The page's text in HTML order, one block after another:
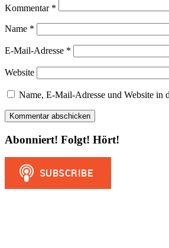
Kommentar *
Name *
E-Mail-Adresse *
Website
Name, E-Mail-Adresse und Website in
Abonniert! Folgt! Hört!